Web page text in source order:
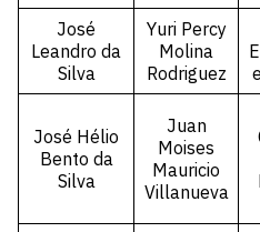
José
Leandro da
Silva
Yuri Percy
Molina
Rodriguez
José Hélio
Bento da
Silva
Juan
Moises
Mauricio
Villanueva